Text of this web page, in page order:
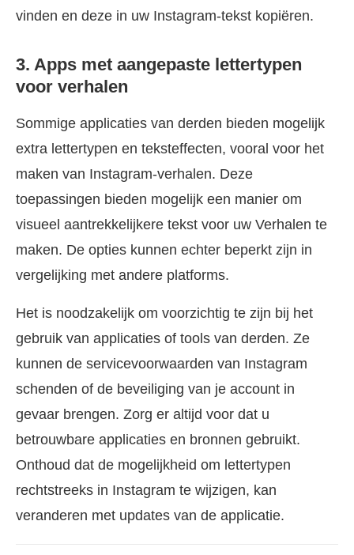
vinden en deze in uw Instagram-tekst kopiëren.
3. Apps met aangepaste lettertypen
voor verhalen
Sommige applicaties van derden bieden mogelijk
extra lettertypen en teksteffecten, vooral voor het
maken van Instagram-verhalen. Deze
toepassingen bieden mogelijk een manier om
visueel aantrekkelijkere tekst voor uw Verhalen te
maken. De opties kunnen echter beperkt zijn in
vergelijking met andere platforms.
Het is noodzakelijk om voorzichtig te zijn bij het
gebruik van applicaties of tools van derden. Ze
kunnen de servicevoorwaarden van Instagram
schenden of de beveiliging van je account in
gevaar brengen. Zorg er altijd voor dat u
betrouwbare applicaties en bronnen gebruikt.
Onthoud dat de mogelijkheid om lettertypen
rechtstreeks in Instagram te wijzigen, kan
veranderen met updates van de applicatie.